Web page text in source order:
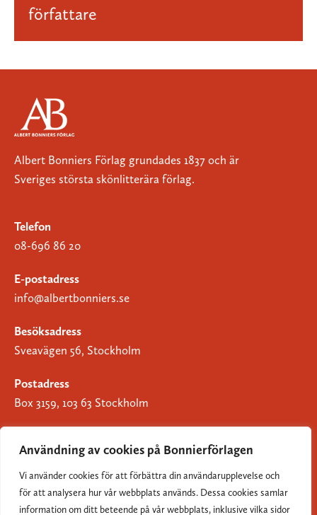
Användning av cookies på Bonnierförlagen
Vi använder cookies för att förbättra din användarupplevelse och
för att analysera hur vår webbplats används. Dessa cookies samlar
information om ditt beteende på vår webbplats, inklusive vilka sidor
författare
Albert Bonniers Förlag grundades 1837 och är
Sveriges största skönlitterära förlag.
Telefon
08-696 86 20
E-postadress
info@albertbonniers.se
Besöksadress
Sveavägen 56, Stockholm
Postadress
Box 3159, 103 63 Stockholm
Om Bonnierförlagen
Cookies